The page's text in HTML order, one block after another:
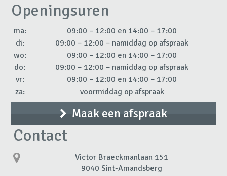
Openingsuren
ma:
09:00 – 12:00 en 14:00 – 17:00
di:
09:00 – 12:00 – namiddag op afspraak
wo:
09:00 – 12:00 en 14:00 – 17:00
do:
09:00 – 12:00 – namiddag op afspraak
vr:
09:00 – 12:00 en 14:00 – 17:00
za:
voormiddag op afspraak
Maak een afspraak
Contact
Victor Braeckmanlaan 151
9040 Sint-Amandsberg